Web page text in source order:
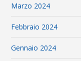
Marzo 2024
Febbraio 2024
Gennaio 2024